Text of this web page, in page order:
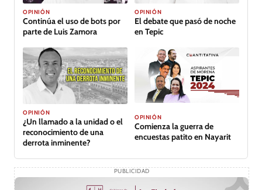
OPINIÓN
Continúa el uso de bots por
parte de Luis Zamora
OPINIÓN
El debate que pasó de noche
en Tepic
OPINIÓN
¿Un llamado a la unidad o el
reconocimiento de una
derrota inminente?
OPINIÓN
Comienza la guerra de
encuestas patito en Nayarit
PUBLICIDAD